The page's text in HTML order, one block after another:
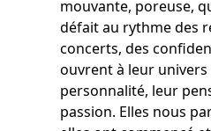
mouvante, poreuse,
défait au rythme des
concerts, des
ouvrent à leur
personnalité, leur
passion. Elles nous